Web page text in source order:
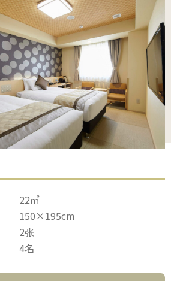
22㎡
150×195cm
2张
4名